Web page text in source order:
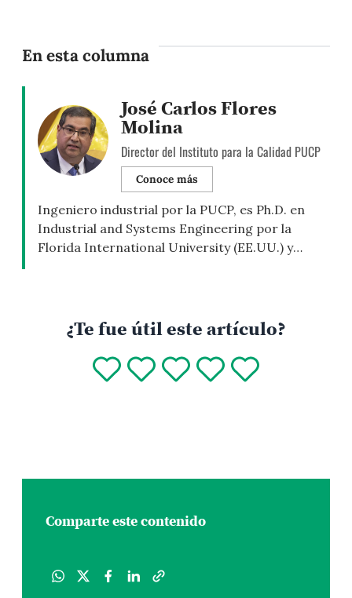
En esta columna
José Carlos Flores
Molina
Director del Instituto para la Calidad PUCP
Conoce más
Ingeniero industrial por la PUCP, es Ph.D. en
Industrial and Systems Engineering por la
Florida International University (EE.UU.) y
Lean Six Sigma Master Black Belt por TMAC–
The University of Texas at Arlington (EE.UU.) y
¿Te fue útil este artículo?
Comparte este contenido